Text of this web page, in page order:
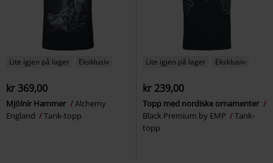
Lite igjen på lager Eksklusiv
kr 369,00
Mjölnir Hammer
Alchemy
England
Tank-topp
Lite igjen på lager Eksklusiv
kr 239,00
Topp med nordiske ornamenter
Black Premium by EMP
Tank-
topp